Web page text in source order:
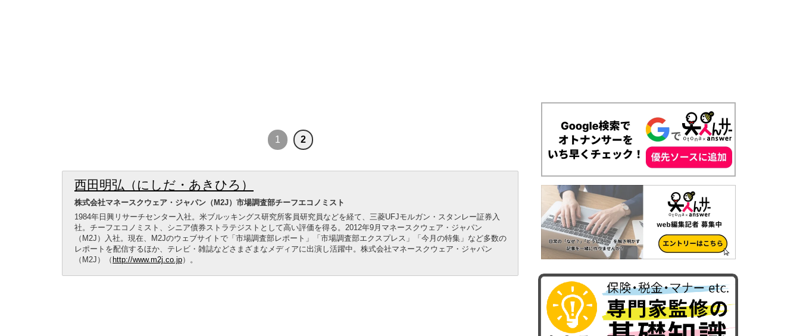
1 2
西田明弘（にしだ・あきひろ）
株式会社マネースクウェア・ジャパン（M2J）市場調査部チーフエコノミスト
1984年日興リサーチセンター入社。米ブルッキングス研究所客員研究員などを経て、三菱UFJモルガン・スタンレー証券入
社。チーフエコノミスト、シニア債券ストラテジストとして高い評価を得る。2012年9月マネースクウェア・ジャパン
（M2J）入社。現在、M2Jのウェブサイトで「市場調査部レポート」「市場調査部エクスプレス」「今月の特集」など多数の
レポートを配信するほか、テレビ・雑誌などさまざまなメディアに出演し活躍中。株式会社マネースクウェア・ジャパン
（M2J）（ http://www.m2j.co.jp）。